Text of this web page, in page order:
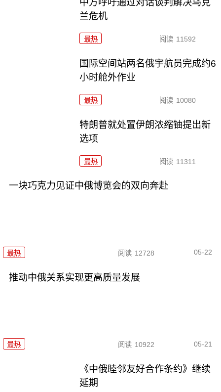
中方呼吁通过对话谈判解决乌克
兰危机
最热 阅读 11592
国际空间站两名俄宇航员完成约6
小时舱外作业
最热 阅读 10080
特朗普就处置伊朗浓缩铀提出新
选项
最热 阅读 11311
一块巧克力见证中俄博览会的双向奔赴
最热 阅读 12728 05-22
推动中俄关系实现更高质量发展
最热 阅读 10922 05-21
《中俄睦邻友好合作条约》继续
延期